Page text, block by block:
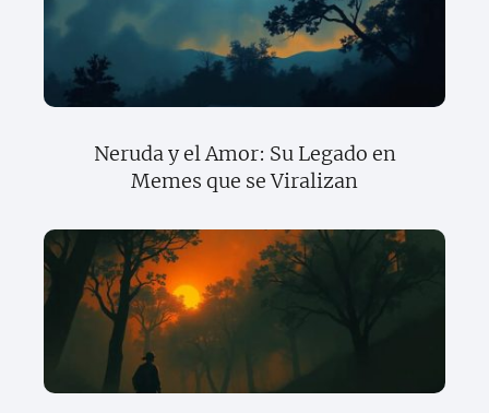
Neruda y el Amor: Su Legado en
Memes que se Viralizan